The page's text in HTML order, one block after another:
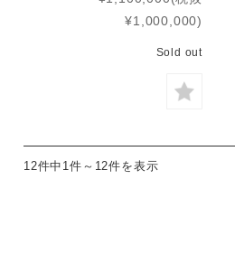
¥1,000,000)
Sold out
12件中1件～12件を表示